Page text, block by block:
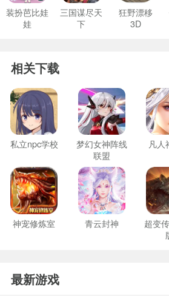
装扮芭比娃
娃
三国谋尽天
下
狂野漂移
3D
相关下载
私立npc学校
梦幻女神阵线
联盟
凡人
神宠修炼室 青云封神
超变
最新游戏